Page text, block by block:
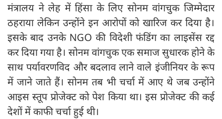
मंत्रालय ने लेह में हिंसा के लिए सोनम वांगचुक जिम्मेदार
ठहराया लेकिन उन्होंने इन आरोपों को खारिज कर दिया है।
इसके बाद उनके NGO की विदेशी फंडिंग का लाइसेंस रद्द
कर दिया गया है। सोनम वांगचुक एक समाज सुधारक होने के
साथ पर्यावरणविद और बदलाव लाने वाले इंजीनियर के रूप
में जाने जाते हैं। सोनम तब भी चर्चा में आए थे जब उन्होंने
आइस स्तूप प्राेजेक्ट को पेश किया था। इस प्राेजेक्ट की कई
देशों में काफी चर्चा हुई थी।